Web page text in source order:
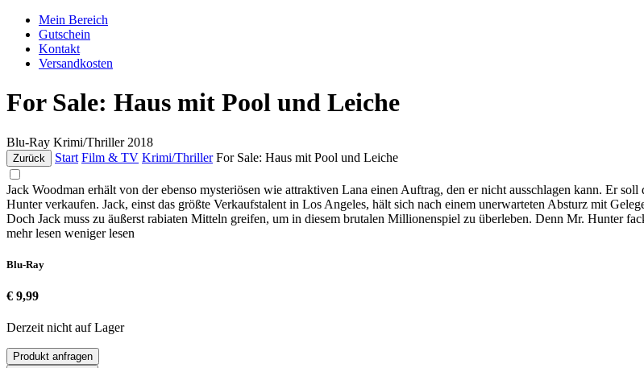
Mein Bereich
Gutschein
Kontakt
Versandkosten
For Sale: Haus mit Pool und Leiche
Blu-Ray Krimi/Thriller 2018
Zurück Start Film & TV Krimi/Thriller For Sale: Haus mit Pool und Leiche
Jack Woodman erhält von der ebenso mysteriösen wie attraktiven Lana einen Auftrag, den er nicht ausschlagen kann. Er
Hunter verkaufen. Jack, einst das größte Verkaufstalent in Los Angeles, hält sich nach einem unerwarteten Absturz mit
Doch Jack muss zu äußerst rabiaten Mitteln greifen, um in diesem brutalen Millionenspiel zu überleben. Denn Mr. Hunter
mehr lesen weniger lesen
Blu-Ray
€ 9,99
Derzeit nicht auf Lager
Produkt anfragen